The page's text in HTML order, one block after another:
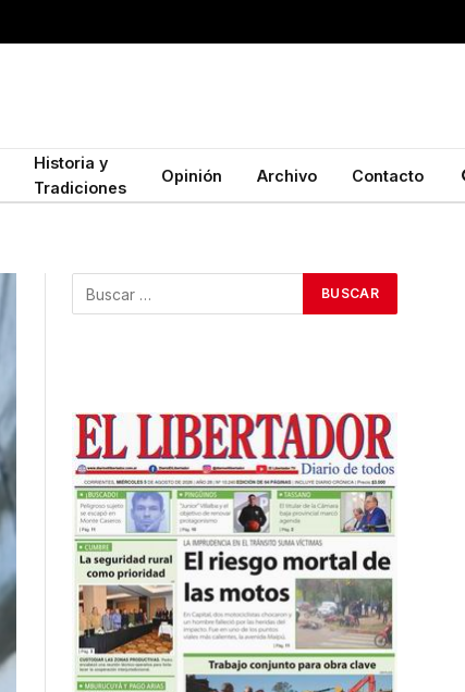
Historia y
Tradiciones
Opinión Archivo Contacto